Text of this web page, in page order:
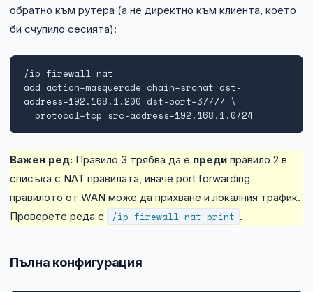
обратно към рутера (а не директно към клиента, което
би счупило сесията):
/ip firewall nat
add action=masquerade chain=srcnat dst-
address=192.168.1.200 dst-port=37777 \
  protocol=tcp src-address=192.168.1.0/24
Важен ред: Правило 3 трябва да е преди правило 2 в
списъка с NAT правилата, иначе port forwarding
правилото от WAN може да прихване и локалния трафик.
Проверете реда с
/ip firewall nat print .
Пълна конфигурация